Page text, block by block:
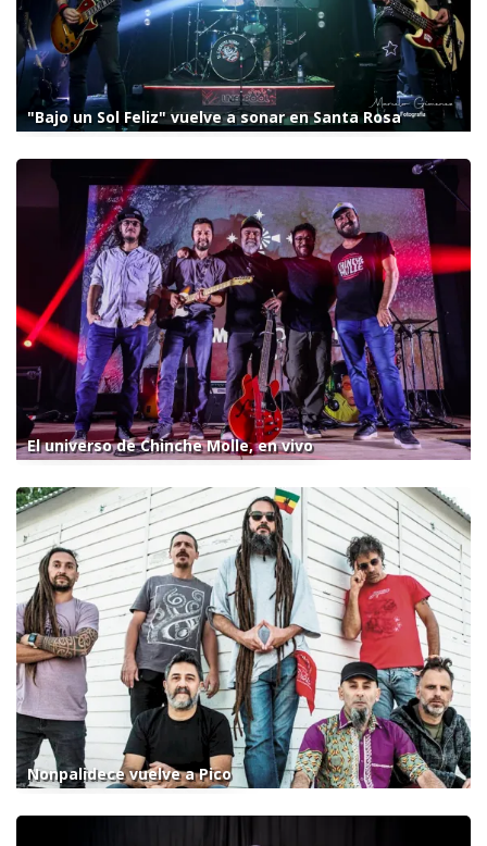
"Bajo un Sol Feliz" vuelve a sonar en Santa Rosa
El universo de Chinche Molle, en vivo
Nonpalidece vuelve a Pico